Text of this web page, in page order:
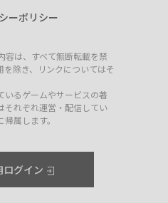
ーポリシー
は、すべて無断転載を禁
を除き、リンクについてはそ
いるゲームやサービスの著
それぞれ運営・配信してい
属します。
ログイン